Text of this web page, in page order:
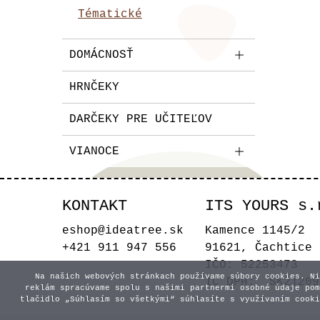
Tématické
DOMÁCNOSŤ
HRNČEKY
DARČEKY PRE UČITEĽOV
VIANOCE
KONTAKT
eshop@ideatree.sk
+421 911 947 556
ITS YOURS
Kamence 1145/2
91621, Čachtice
IČO: 52253473
IČ DPH:
Na našich webových stránkach používame súbory
reklám spracúvame spolu s našimi partnermi osobné údaje
tlačidlo „Súhlasím so všetkými“ súhlasíte s využívaním